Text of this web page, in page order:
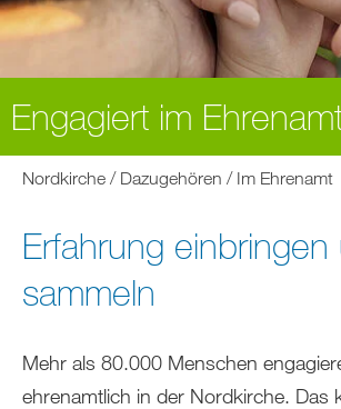
Engagiert im
Sie
sich
hier:
Nordkirche Dazugehören Im Ehrenamt
Erfahrung einbringen
sammeln
Mehr als 80.000 Menschen
ehrenamtlich in der Nordkirche. Das